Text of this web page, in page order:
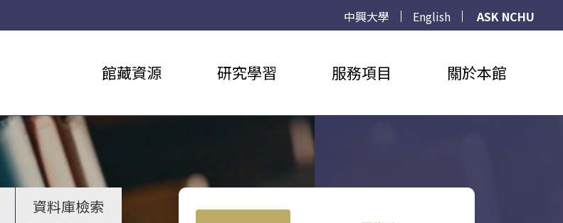
中興大學 English
ASK NCHU
館藏資源 研究學習 服務項目 關於本館
資料庫檢索